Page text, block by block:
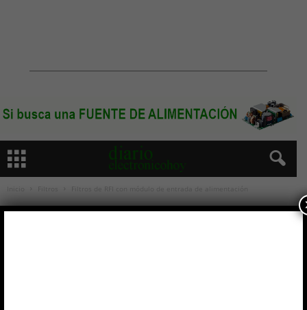
Filtros Filtros de RFI con módulo de entrada de alimentación